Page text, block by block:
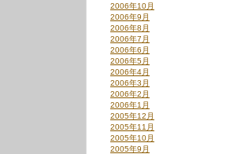
2006年10月
2006年9月
2006年8月
2006年7月
2006年6月
2006年5月
2006年4月
2006年3月
2006年2月
2006年1月
2005年12月
2005年11月
2005年10月
2005年9月